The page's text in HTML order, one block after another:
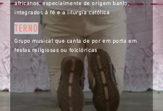
africanos, especialmente de origem banto,
integrados à fé e a liturgia católica
TERNO
Grupo musical que canta de por em porta em
festas religiosas ou folclóricas